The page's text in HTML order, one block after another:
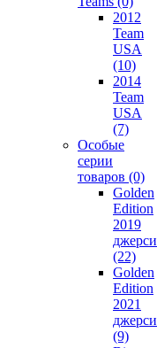
2012
Team
USA
(10)
2014
Team
USA
(7)
Особые
серии
товаров (0)
Golden
Edition
2019
джерси
(22)
Golden
Edition
2021
джерси
(9)